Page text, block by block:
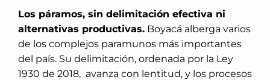
Los páramos, sin delimitación efectiva ni
alternativas productivas. Boyacá alberga varios
de los complejos paramunos más importantes
del país. Su delimitación, ordenada por la Ley
1930 de 2018, avanza con lentitud, y los procesos